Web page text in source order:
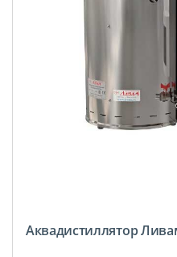
Аквадистиллятор